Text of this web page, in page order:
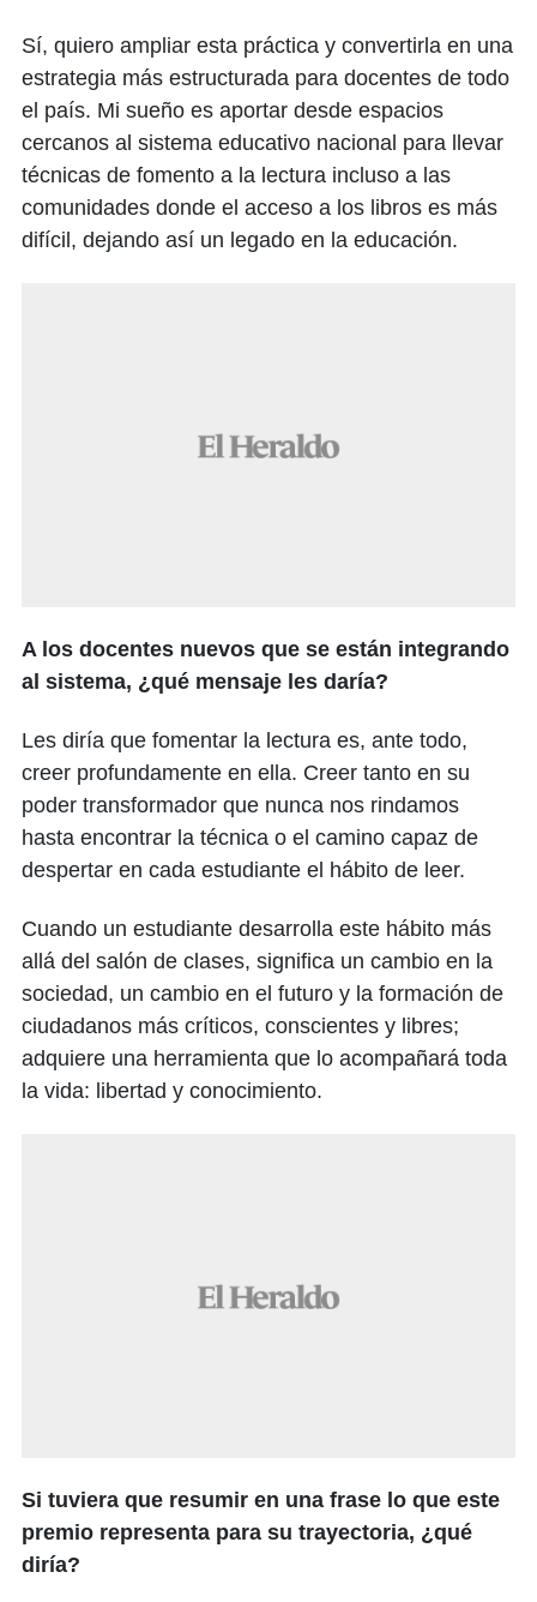
Sí, quiero ampliar esta práctica y convertirla en una
estrategia más estructurada para docentes de todo
el país. Mi sueño es aportar desde espacios
cercanos al sistema educativo nacional para llevar
técnicas de fomento a la lectura incluso a las
comunidades donde el acceso a los libros es más
difícil, dejando así un legado en la educación.
A los docentes nuevos que se están integrando
al sistema, ¿qué mensaje les daría?
Les diría que fomentar la lectura es, ante todo,
creer profundamente en ella. Creer tanto en su
poder transformador que nunca nos rindamos
hasta encontrar la técnica o el camino capaz de
despertar en cada estudiante el hábito de leer.
Cuando un estudiante desarrolla este hábito más
allá del salón de clases, significa un cambio en la
sociedad, un cambio en el futuro y la formación de
ciudadanos más críticos, conscientes y libres;
adquiere una herramienta que lo acompañará toda
la vida: libertad y conocimiento.
Si tuviera que resumir en una frase lo que este
premio representa para su trayectoria, ¿qué
diría?